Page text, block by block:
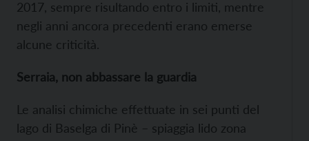
2017, sempre risultando entro i limiti, mentre
negli anni ancora precedenti erano emerse
alcune criticità.
Serraia, non abbassare la guardia
Le analisi chimiche effettuate in sei punti del
lago di Baselga di Pinè – spiaggia lido zona